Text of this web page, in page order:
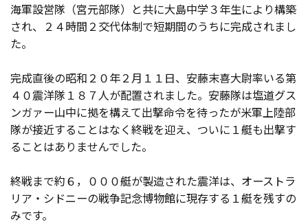
海軍設営隊（宮元部隊）と共に大島中学３年生により構築
され、２４時間２交代体制で短期間のうちに完成されまし
た。
完成直後の昭和２０年２月１１日、安藤末喜大尉率いる第
４０震洋隊１８７人が配置されました。安藤隊は塩道グス
ンガァー山中に拠を構えて出撃命令を待ったが米軍上陸部
隊が接近することはなく終戦を迎え、ついに１艇も出撃す
ることはありませんでした。
終戦まで約６，０００艇が製造された震洋は、オーストラ
リア・シドニーの戦争記念博物館に現存する１艇を残すの
みです。